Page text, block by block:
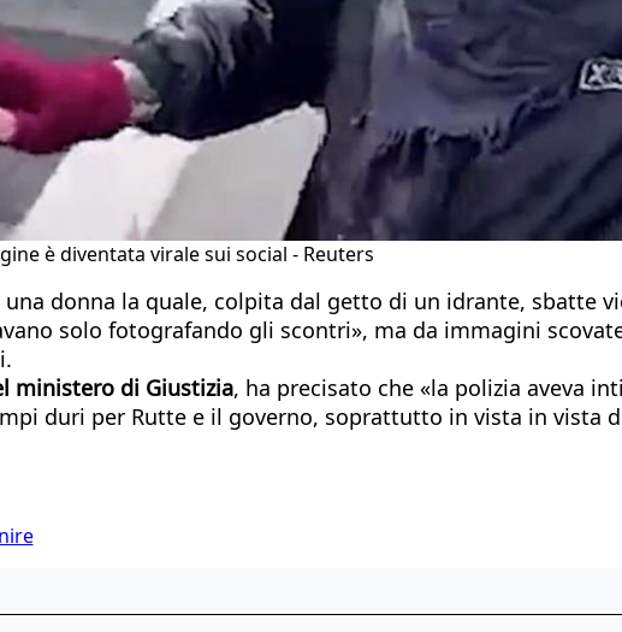
è diventata virale sui social - Reuters
donna la quale, colpita dal getto di un idrante, sbatte
solo fotografando gli scontri», ma da immagini
ministero di Giustizia, ha precisato che «la polizia aveva
duri per Rutte e il governo, soprattutto in vista in vista